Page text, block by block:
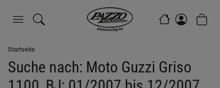
Startseite
Suche nach: Moto Guzzi Griso